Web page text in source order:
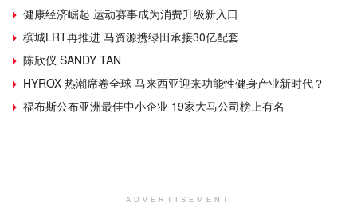
健康经济崛起 运动赛事成为消费升级新入口
槟城LRT再推进 马资源携绿田承接30亿配套
陈欣仪 SANDY TAN
HYROX 热潮席卷全球 马来西亚迎来功能性健身产业新时代？
福布斯公布亚洲最佳中小企业 19家大马公司榜上有名
ADVERTISEMENT